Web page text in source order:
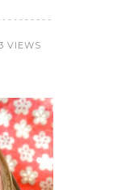
VIEWS